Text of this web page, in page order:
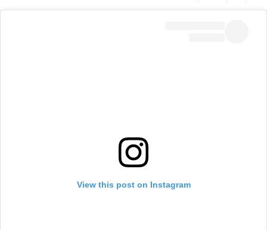
View this post on Instagram